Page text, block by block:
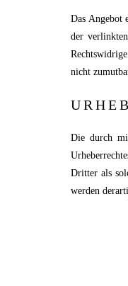
Das Angebot
der
nicht
Die durch
Dritter als
werden